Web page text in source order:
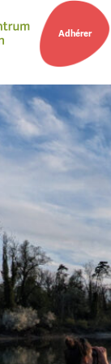
Adhérer